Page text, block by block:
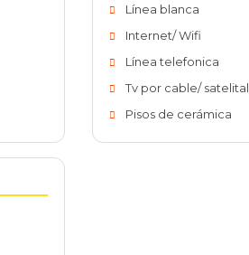
Línea blanca
Internet/ Wifi
Línea telefonica
Tv por cable/ satelital
Pisos de cerámica